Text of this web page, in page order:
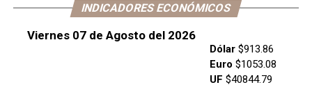
INDICADORES ECONÓMICOS
Viernes 07 de Agosto del 2026
Dólar$913.86
Euro $1053.08
UF $40844.79